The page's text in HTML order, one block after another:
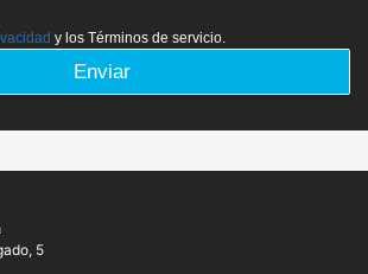
y los Términos de servicio.
Enviar
5